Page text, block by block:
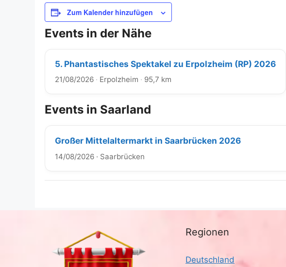
Zum Kalender hinzufügen
Events in der Nähe
5. Phantastisches Spektakel zu Erpolzheim (RP) 2026
21/08/2026 · Erpolzheim · 95,7 km
Events in Saarland
Großer Mittelaltermarkt in Saarbrücken 2026
14/08/2026 · Saarbrücken
Regionen
Deutschland